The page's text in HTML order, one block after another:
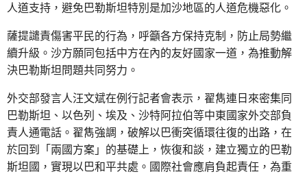
人道支持，避免巴勒斯坦特別是加沙地區的人道危機惡化。
薩提譴責傷害平民的行為，呼籲各方保持克制，防止局勢繼
續升級。沙方願同包括中方在內的友好國家一道，為推動解
決巴勒斯坦問題共同努力。
外交部發言人汪文斌在例行記者會表示，翟雋連日來密集同
巴勒斯坦、以色列、埃及、沙特阿拉伯等中東國家外交部負
責人通電話。翟雋強調，破解以巴衝突循環往復的出路，在
於回到「兩國方案」的基礎上，恢復和談，建立獨立的巴勒
斯坦國，實現以巴和平共處。國際社會應肩負起責任，為重